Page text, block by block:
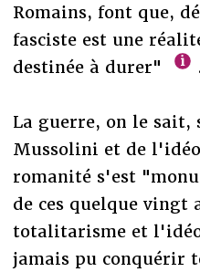
Romains, font que,
fasciste est une
destinée à durer"
La guerre, on le sait,
Mussolini et de
romanité s'est
de ces quelque vingt
totalitarisme et
jamais pu conquérir